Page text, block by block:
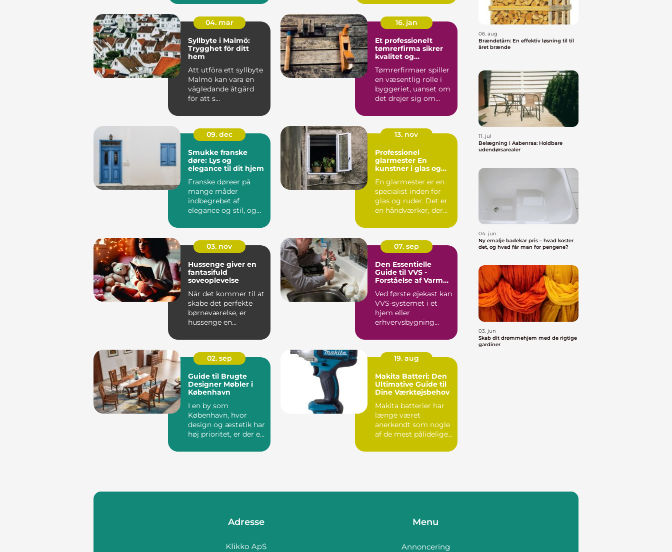
04. mar
Syllbyte i Malmö:
Trygghet för ditt
hem
Att utföra ett syllbyte
Malmö kan vara en
vägledande åtgärd
för att s...
16. jan
Et professionelt
tømrerfirma sikrer
kvalitet og
Tømrerfirmaer spiller
en væsentlig rolle i
byggeriet, uanset om
det drejer sig om
09. dec
Smukke franske
døre: Lys og
elegance til dit hjem
Franske døreer på
mange måder
indbegrebet af
elegance og stil, og
13. nov
Professionel
glarmester En
kunstner i glas og
En glarmester er en
specialist inden for
glas og ruder. Det er
en håndværker, der
03. nov
Hussenge giver en
fantasifuld
soveoplevelse
Når det kommer til at
skabe det perfekte
børneværelse, er
hussenge en
07. sep
Den Essentielle
Guide til VVS -
Forståelse af Varme,
Sanitet
Ved første øjekast kan
VVS-systemet i et
hjem eller
erhvervsbygning
02. sep
Guide til Brugte
Designer Møbler i
København
I en by som
København, hvor
design og æstetik har
høj prioritet, er der en
19. aug
Makita Batteri: Den
Ultimative Guide til
Dine Værktøjsbehov
Makita batterier har
længe været
anerkendt som nogle
af de mest pålidelige
06. aug
Brændetårn: En effektiv løsning til til
året brænde
11. jul
Belægning i Aabenraa: Holdbare
udendørsarealer
04. jun
Ny emalje badekar pris – hvad koster
det, og hvad får man for pengene?
03. jun
Skab dit drømmehjem med de rigtige
gardiner
Adresse Menu
Annoncering